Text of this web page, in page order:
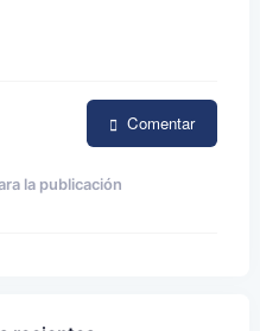
Comentar
la publicación